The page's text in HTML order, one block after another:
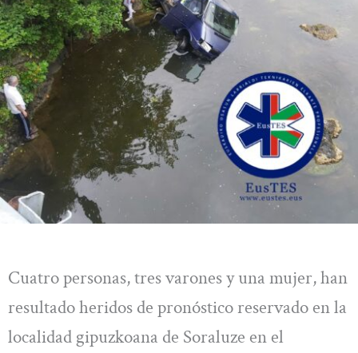
Cuatro personas, tres varones y una mujer, han
resultado heridos de pronóstico reservado en la
localidad gipuzkoana de Soraluze en el